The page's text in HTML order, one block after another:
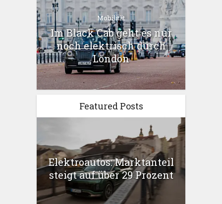
Mobilität
Im Black Cab geht es nur
noch elektrisch durch
London
Featured Posts
Elektroautos: Marktanteil
steigt auf über 29 Prozent